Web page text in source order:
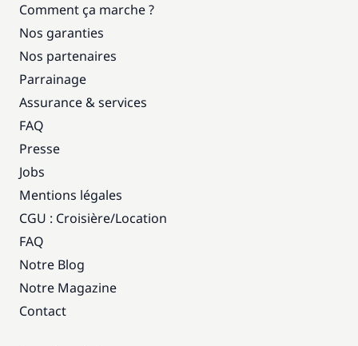
Comment ça marche ?
Nos garanties
Nos partenaires
Parrainage
Assurance & services
FAQ
Presse
Jobs
Mentions légales
CGU : Croisière/Location
FAQ
Notre Blog
Notre Magazine
Contact